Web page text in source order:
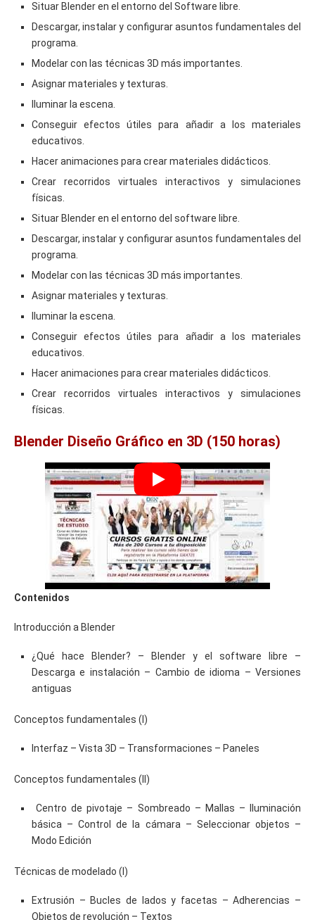
Situar Blender en el entorno del Software libre.
Descargar, instalar y configurar asuntos fundamentales del
programa.
Modelar con las técnicas 3D más importantes.
Asignar materiales y texturas.
Iluminar la escena.
Conseguir efectos útiles para añadir a los materiales
educativos.
Hacer animaciones para crear materiales didácticos.
Crear recorridos virtuales interactivos y simulaciones
físicas.
Situar Blender en el entorno del software libre.
Descargar, instalar y configurar asuntos fundamentales del
programa.
Modelar con las técnicas 3D más importantes.
Asignar materiales y texturas.
Iluminar la escena.
Conseguir efectos útiles para añadir a los materiales
educativos.
Hacer animaciones para crear materiales didácticos.
Crear recorridos virtuales interactivos y simulaciones
físicas.
Blender Diseño Gráfico en 3D (150 horas)
Contenidos
Introducción a Blender
¿Qué hace Blender? – Blender y el software libre –
Descarga e instalación – Cambio de idioma – Versiones
antiguas
Conceptos fundamentales (I)
Interfaz – Vista 3D – Transformaciones – Paneles
Conceptos fundamentales (II)
Centro de pivotaje – Sombreado – Mallas – Iluminación
básica – Control de la cámara – Seleccionar objetos –
Modo Edición
Técnicas de modelado (I)
Extrusión – Bucles de lados y facetas – Adherencias –
Objetos de revolución – Textos